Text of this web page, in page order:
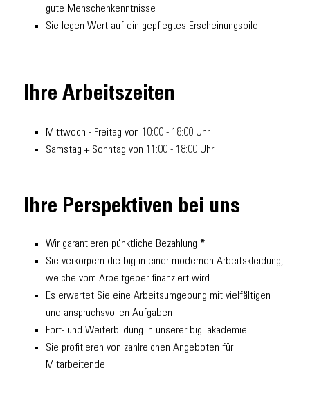
gute Menschenkenntnisse
Sie legen Wert auf ein gepflegtes Erscheinungsbild
Ihre Arbeitszeiten
Mittwoch - Freitag von 10:00 - 18:00 Uhr
Samstag + Sonntag von 11:00 - 18:00 Uhr
Ihre Perspektiven bei uns
Wir garantieren pünktliche Bezahlung *
Sie verkörpern die big in einer modernen Arbeitskleidung,
welche vom Arbeitgeber finanziert wird
Es erwartet Sie eine Arbeitsumgebung mit vielfältigen
und anspruchsvollen Aufgaben
Fort- und Weiterbildung in unserer big. akademie
Sie profitieren von zahlreichen Angeboten für
Mitarbeitende